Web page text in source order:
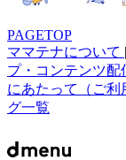
PAGETOP
ママテナについて |
プ・コンテンツ
にあたって（ご利
グ一覧